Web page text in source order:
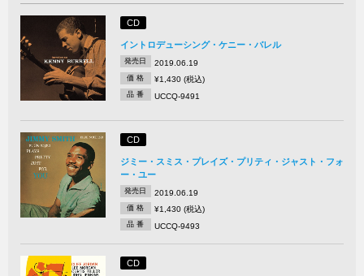
CD
イントロデューシング・ケニー・バレル
発売日 2019.06.19
価 格 ¥1,430 (税込)
品 番 UCCQ-9491
CD
ジミー・スミス・プレイズ・プリティ・ジャスト・フォ
ー・ユー
発売日 2019.06.19
価 格 ¥1,430 (税込)
品 番 UCCQ-9493
CD